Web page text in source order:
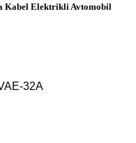
Kabel Elektrikli Avtomobil
32A